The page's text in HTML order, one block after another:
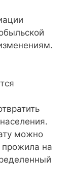
можно
прожила на